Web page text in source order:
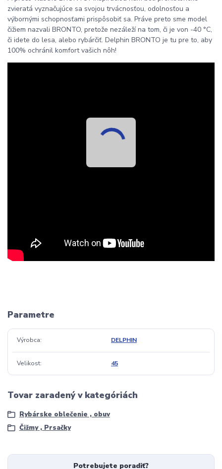
zvieratá vyznačujúce sa svojou trvácnosťou, odolnosťou a
výbornými schopnosťami prispôsobiť sa. Práve preto sme model
čižiem nazvali BRONTO, pretože nezáleží na tom, či je von -40 °C,
či idete do lesa, alebo rybárčiť. Delphin BRONTO je tu pre to, aby
100% ochránil komfort vašich nôh!
Parametre
Výrobca DELPHIN
Velikost 45
Tovar zaradený v kategóriách
Rybárske oblečenie , obuv
Čižmy , Prsačky
Potrebujete poradiť?